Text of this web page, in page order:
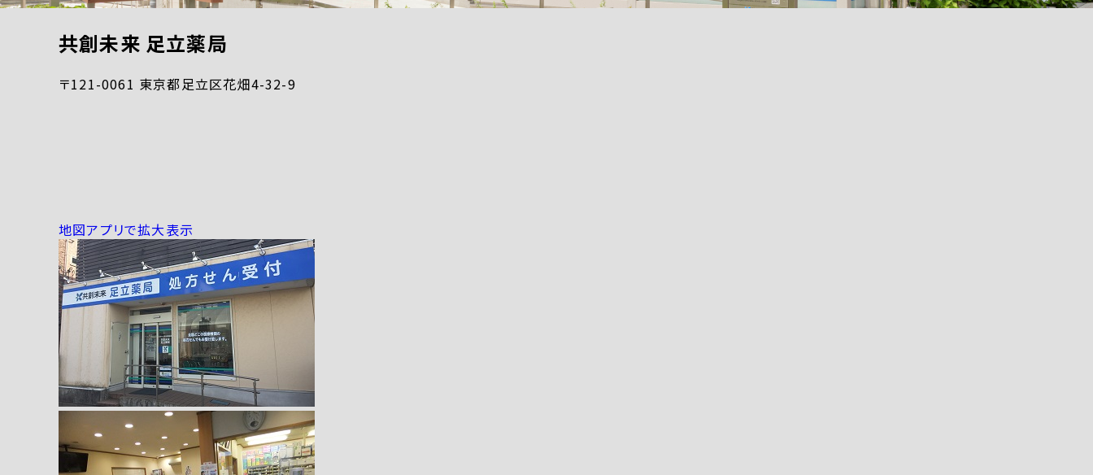
共創未来 足立薬局
〒121-0061 東京都足立区花畑4-32-9
地図アプリで拡大表示